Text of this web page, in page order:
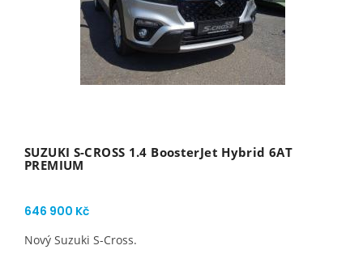
SUZUKI S-CROSS 1.4 BoosterJet Hybrid 6AT
PREMIUM
646 900 Kč
Nový Suzuki S-Cross.